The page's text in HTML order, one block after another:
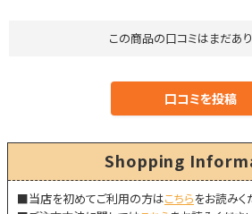
この商品の口コミはまだあり
Shopping
■当店を初めてご利用の方はこちらをお読みく